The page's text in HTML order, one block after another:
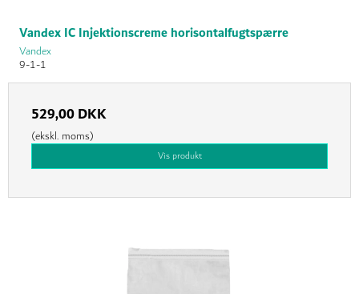
Vandex IC Injektionscreme horisontalfugtspærre
Vandex
9-1-1
529,00 DKK
(ekskl. moms)
Vis produkt